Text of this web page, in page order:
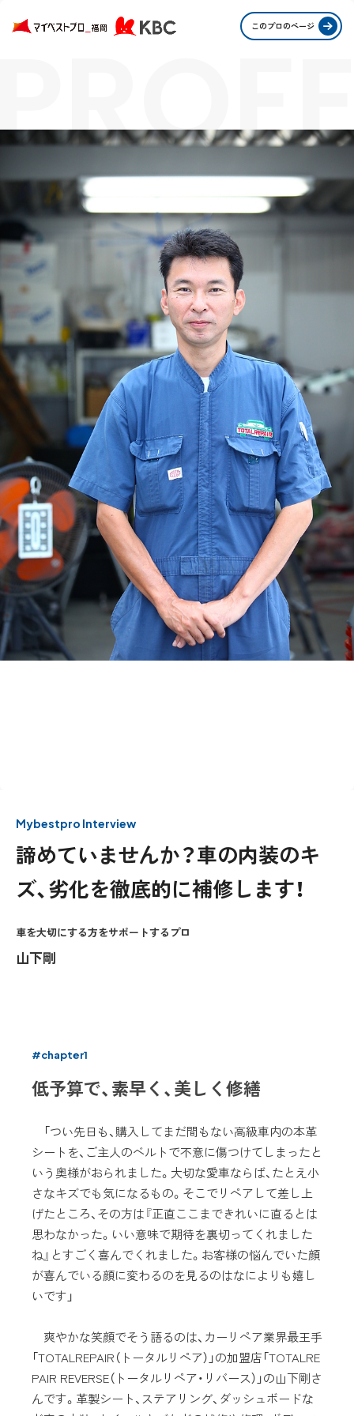
このプロのページ
Mybestpro Interview
諦めていませんか？車の内装のキ
ズ、劣化を徹底的に補修します！
車を大切にする方をサポートするプロ
山下剛
#chapter1
低予算で、素早く、美しく修繕
「つい先日も、購入してまだ間もない高級車内の本革
シートを、ご主人のベルトで不意に傷つけてしまったと
いう奥様がおられました。大切な愛車ならば、たとえ小
さなキズでも気になるもの。そこでリペアして差し上
げたところ、その方は『正直ここまできれいに直るとは
思わなかった。いい意味で期待を裏切ってくれました
ね』とすごく喜んでくれました。お客様の悩んでいた顔
が喜んでいる顔に変わるのを見るのはなによりも嬉し
いです」
爽やかな笑顔でそう語るのは、カーリペア業界最王手
「TOTALREPAIR（トータルリペア）」の加盟店「TOTALRE
PAIR REVERSE（トータルリペア・リバース）」の山下剛さ
んです。革製シート、ステアリング、ダッシュボードな